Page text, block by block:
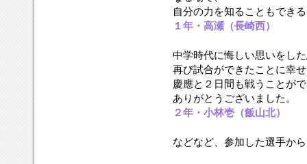
自分の力を知ることもでき
１年・高瀬（長崎西）
中学時代に悔しい思いをし
再び試合ができたことに幸
慶應と２日間も戦うことが
ありがとうございました。
２年・小林壱（飯山北）
などなど、参加した選手か